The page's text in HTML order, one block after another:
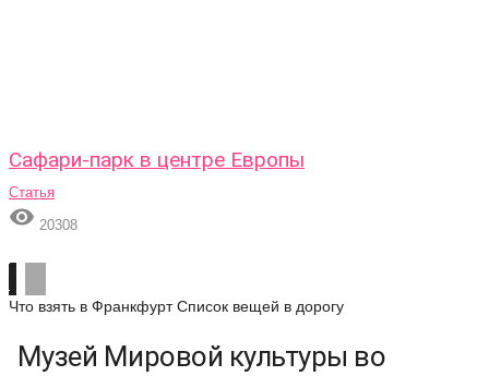
Сафари-парк в центре Европы
Статья
 20308
Что взять в Франкфурт Список вещей в дорогу
Музей Мировой культуры во